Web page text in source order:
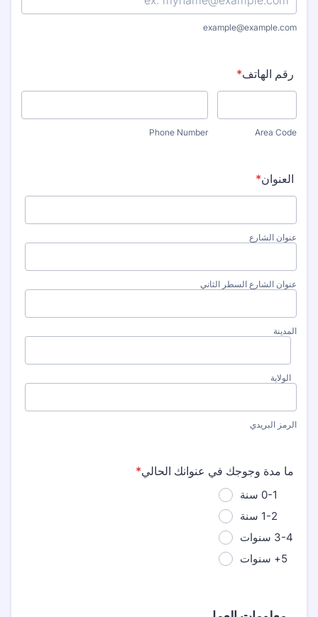
example@example.com
رقم الهاتف*
Area Code
Phone Number
العنوان*
عنوان الشارع
عنوان الشارع السطر الثاني
المدينة
الولاية
الرمز البريدي
ما مدة وجوجك في عنوانك الحالي*
0-1 سنة
1-2 سنة
3-4 سنوات
5+ سنوات